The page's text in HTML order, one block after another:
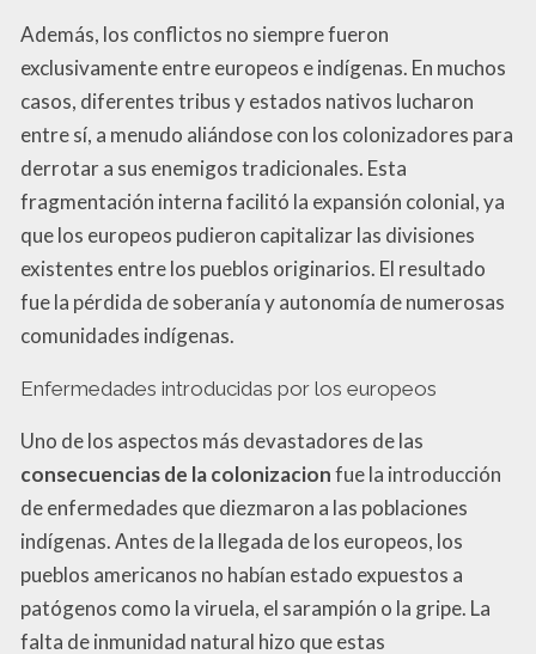
Además, los conflictos no siempre fueron
exclusivamente entre europeos e indígenas. En muchos
casos, diferentes tribus y estados nativos lucharon
entre sí, a menudo aliándose con los colonizadores para
derrotar a sus enemigos tradicionales. Esta
fragmentación interna facilitó la expansión colonial, ya
que los europeos pudieron capitalizar las divisiones
existentes entre los pueblos originarios. El resultado
fue la pérdida de soberanía y autonomía de numerosas
comunidades indígenas.
Enfermedades introducidas por los europeos
Uno de los aspectos más devastadores de las
consecuencias de la colonizacionfue la introducción
de enfermedades que diezmaron a las poblaciones
indígenas. Antes de la llegada de los europeos, los
pueblos americanos no habían estado expuestos a
patógenos como la viruela, el sarampión o la gripe. La
falta de inmunidad natural hizo que estas